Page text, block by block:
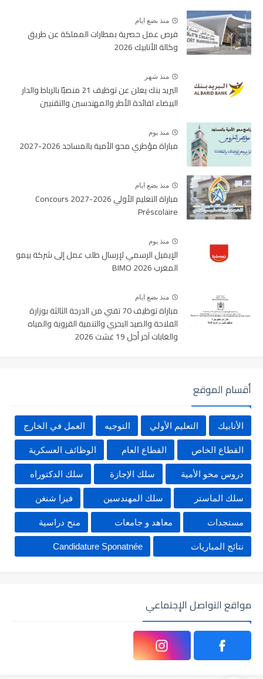
منذ بضع ايام
فرص عمل حصرية بمطارات المملكة عن طريق
وكالة الأنابيك 2026
منذ شهر
البريد بنك يعلن عن توظيف 21 منصبًا بالرباط والدار
البيضاء لفائدة الأطر والمهندسين والتقنيين
منذ يوم
مباراة مؤطري محو الأمية بالمساجد 2026-2027
منذ بضع ايام
مباراة التعليم الأولي 2026-2027 Concours
Préscolaire
منذ يوم
الإيميل الرسمي لإرسال طلب عمل إلى شركة بيمو
المغرب BIMO 2026
منذ بضع ايام
مباراة توظيف 70 تقني من الدرجة الثالثة بوزارة
الفلاحة والصيد البحري والتنمية القروية والمياه
والغابات آخر أجل 19 غشت 2026
أقسام الموقع
الأنابيك التعليم الأولي التوجيه العمل في الخارج
القطاع الخاص القطاع العام الوظائف العسكرية
دروس محو الأمية سلك الإجازة سلك الدكتوراه
سلك الماستر سلك المهندسين فيزا شنغن
مستجدات معاهد و جامعات منح دراسية
نتائج المباريات Candidature Sponatnée
مواقع التواصل الإجتماعي